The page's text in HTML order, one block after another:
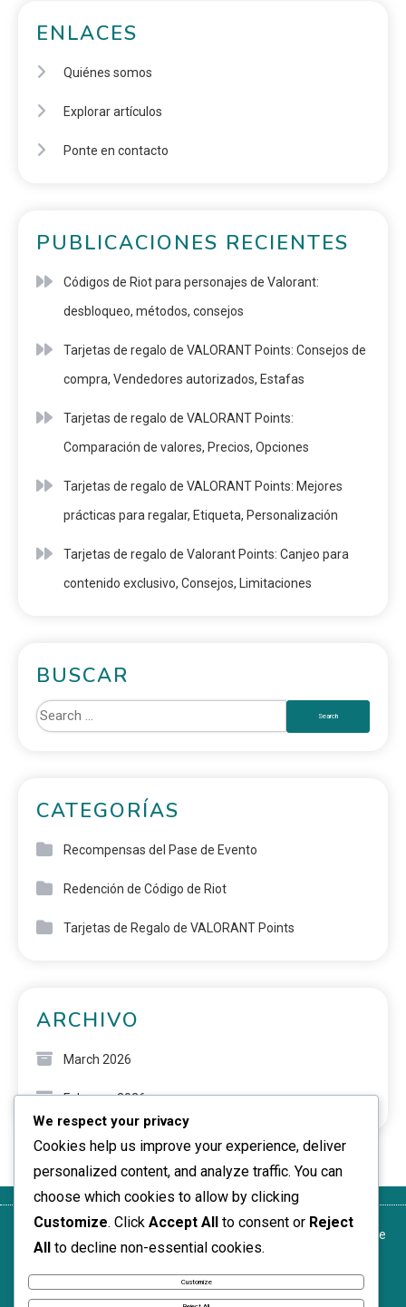
ENLACES
Quiénes somos
Explorar artículos
Ponte en contacto
PUBLICACIONES RECIENTES
Códigos de Riot para personajes de Valorant:
desbloqueo, métodos, consejos
Tarjetas de regalo de VALORANT Points: Consejos de
compra, Vendedores autorizados, Estafas
Tarjetas de regalo de VALORANT Points:
Comparación de valores, Precios, Opciones
Tarjetas de regalo de VALORANT Points: Mejores
prácticas para regalar, Etiqueta, Personalización
Tarjetas de regalo de Valorant Points: Canjeo para
contenido exclusivo, Consejos, Limitaciones
BUSCAR
CATEGORÍAS
Recompensas del Pase de Evento
Redención de Código de Riot
Tarjetas de Regalo de VALORANT Points
ARCHIVO
March 2026
February 2026
somos
protección de
datos
cookies
contacto
Acuerdo de
News Express © 2026. All Rights Reserved.
We respect your privacy
Cookies help us improve your experience, deliver
personalized content, and analyze traffic. You can
choose which cookies to allow by clicking
Customize. Click Accept All to consent or Reject
All to decline non-essential cookies.
Customize